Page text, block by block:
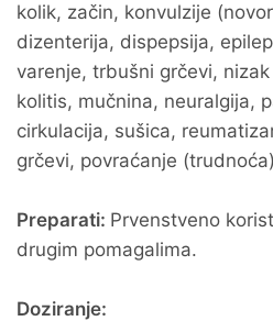
kolik, začin, konvulzije
dizenterija, dispepsija,
varenje, trbušni grčevi,
kolitis, mučnina, neuralgija,
cirkulacija, sušica,
grčevi, povraćanje
Preparati: Prvenstveno
drugim pomagalima.
Doziranje: